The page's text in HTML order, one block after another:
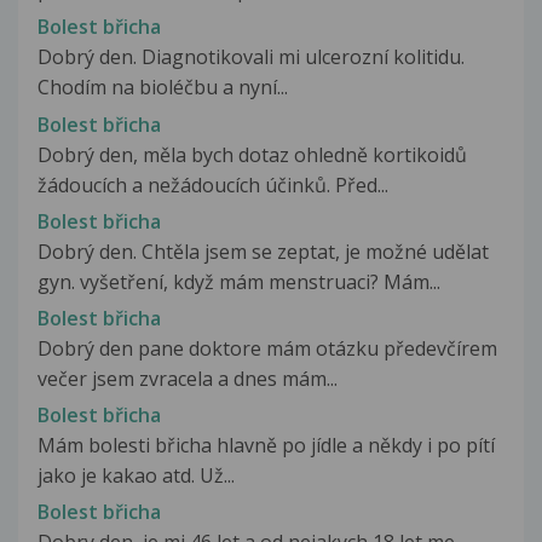
Bolest břicha
Dobrý den. Diagnotikovali mi ulcerozní kolitidu.
Chodím na bioléčbu a nyní...
Bolest břicha
Dobrý den, měla bych dotaz ohledně kortikoidů
žádoucích a nežádoucích účinků. Před...
Bolest břicha
Dobrý den. Chtěla jsem se zeptat, je možné udělat
gyn. vyšetření, když mám menstruaci? Mám...
Bolest břicha
Dobrý den pane doktore mám otázku předevčírem
večer jsem zvracela a dnes mám...
Bolest břicha
Mám bolesti břicha hlavně po jídle a někdy i po pítí
jako je kakao atd. Už...
Bolest břicha